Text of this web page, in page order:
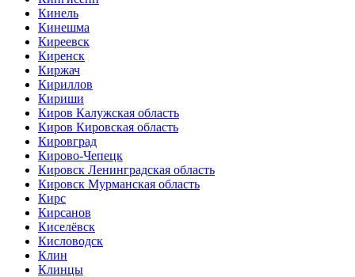
Кинель
Кинешма
Киреевск
Киренск
Киржач
Кириллов
Кириши
Киров Калужская область
Киров Кировская область
Кировград
Кирово-Чепецк
Кировск Ленинградская область
Кировск Мурманская область
Кирс
Кирсанов
Киселёвск
Кисловодск
Клин
Клинцы